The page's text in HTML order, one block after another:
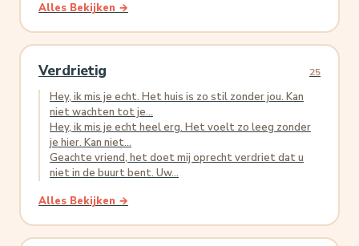
Alles Bekijken →
Verdrietig 25
Hey, ik mis je echt. Het huis is zo stil zonder jou. Kan
niet wachten tot je...
Hey, ik mis je echt heel erg. Het voelt zo leeg zonder
je hier. Kan niet...
Geachte vriend, het doet mij oprecht verdriet dat u
niet in de buurt bent. Uw...
Alles Bekijken →